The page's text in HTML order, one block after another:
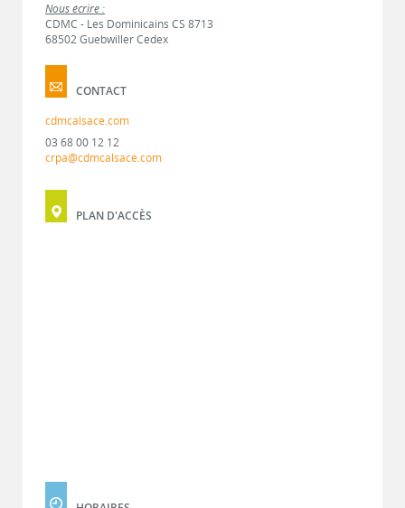
Nous écrire :
CDMC - Les Dominicains CS 8713
68502 Guebwiller Cedex
CONTACT
cdmcalsace.com
03 68 00 12 12
crpa@cdmcalsace.com
PLAN D'ACCÈS